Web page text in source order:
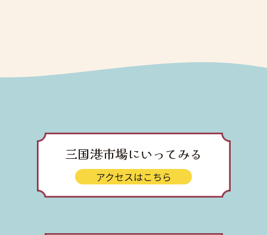
三国港市場にいってみる
アクセスはこちら